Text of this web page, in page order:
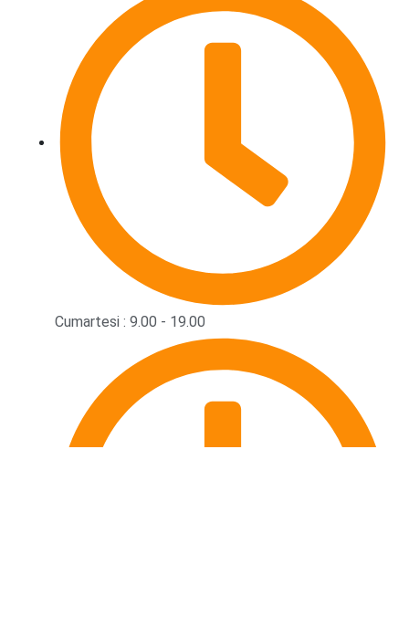
Cumartesi : 9.00 - 19.00